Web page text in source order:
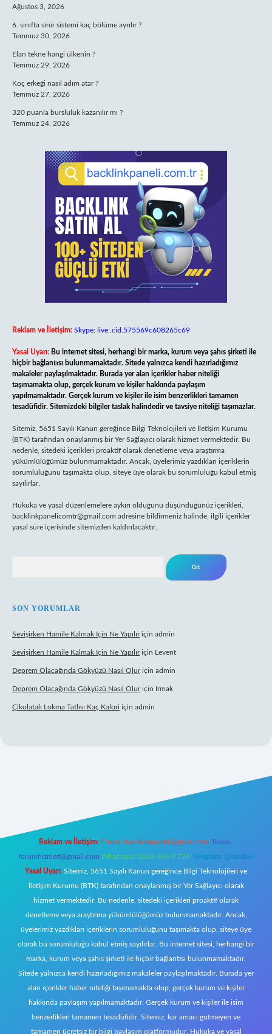
Ağustos 3, 2026
6. sınıfta sinir sistemi kaç bölüme ayrılır ?
Temmuz 30, 2026
Elan tekne hangi ülkenin ?
Temmuz 29, 2026
Koç erkeği nasıl adım atar ?
Temmuz 27, 2026
320 puanla bursluluk kazanılır mı ?
Temmuz 24, 2026
Reklam ve İletişim: Skype: live:.cid.575569c608265c69
Yasal Uyarı: Bu internet sitesi, herhangi bir marka, kurum veya şahıs şirketi ile
hiçbir bağlantısı bulunmamaktadır. Sitede yalnızca kendi hazırladığımız
makaleler paylaşılmaktadır. Burada yer alan içerikler haber niteliği
taşımamakta olup, gerçek kurum ve kişiler hakkında paylaşım
yapılmamaktadır. Gerçek kurum ve kişiler ile isim benzerlikleri tamamen
tesadüfidir. Sitemizdeki bilgiler taslak halindedir ve tavsiye niteliği taşımazlar.
Sitemiz, 5651 Sayılı Kanun gereğince Bilgi Teknolojileri ve İletişim Kurumu
(BTK) tarafından onaylanmış bir Yer Sağlayıcı olarak hizmet vermektedir. Bu
nedenle, sitedeki içerikleri proaktif olarak denetleme veya araştırma
yükümlülüğümüz bulunmamaktadır. Ancak, üyelerimiz yazdıkları içeriklerin
sorumluluğunu taşımakta olup, siteye üye olarak bu sorumluluğu kabul etmiş
sayılırlar.
Hukuka ve yasal düzenlemelere aykırı olduğunu düşündüğünüz içerikleri,
backlinkpanelicomtr@gmail.com adresine bildirmeniz halinde, ilgili içerikler
yasal süre içerisinde sitemizden kaldırılacaktır.
SON YORUMLAR
Sevişirken Hamile Kalmak Için Ne Yapılıriçin admin
Sevişirken Hamile Kalmak Için Ne Yapılıriçin Levent
Deprem Olacağında Gökyüzü Nasıl Oluriçin admin
Deprem Olacağında Gökyüzü Nasıl Oluriçin Irmak
Çikolatalı Lokma Tatlısı Kaç Kalori için admin
Reklam ve İletişim: E-mail: backlinkpaneli@gmail.com Teams:
forumhizmeti@gmail.com Whatsapp: 0262 606 0 726 Telegram: @karabul
Yasal Uyarı: Sitemiz, 5651 Sayılı Kanun gereğince Bilgi Teknolojileri ve
İletişim Kurumu (BTK) tarafından onaylanmış bir Yer Sağlayıcı olarak
hizmet vermektedir. Bu nedenle, sitedeki içerikleri proaktif olarak
denetleme veya araştırma yükümlülüğümüz bulunmamaktadır. Ancak,
üyelerimiz yazdıkları içeriklerin sorumluluğunu taşımakta olup, siteye üye
olarak bu sorumluluğu kabul etmiş sayılırlar. Bu internet sitesi, herhangi bir
marka, kurum veya şahıs şirketi ile hiçbir bağlantısı bulunmamaktadır.
Sitede yalnızca kendi hazırladığımız makaleler paylaşılmaktadır. Burada yer
alan içerikler haber niteliği taşımamakta olup, gerçek kurum ve kişiler
hakkında paylaşım yapılmamaktadır. Gerçek kurum ve kişiler ile isim
benzerlikleri tamamen tesadüfidir. Sitemiz, kar amacı gütmeyen ve
tamamen ücretsiz bir bilgi paylaşım platformudur. Hukuka ve yasal